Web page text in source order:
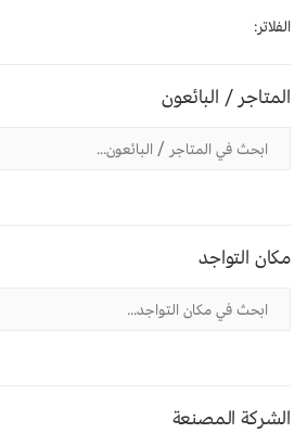
الفلاتر:
المتاجر / البائعون
مكان التواجد
الشركة المصنعة